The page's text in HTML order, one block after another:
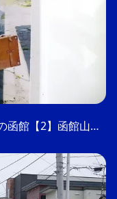
タモリさんが訪ねた、こだわりの函館【2】函館山の軍事要塞跡